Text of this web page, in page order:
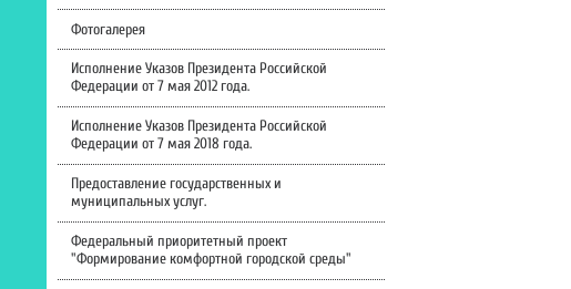
Фотогалерея
Исполнение Указов Президента Российской
Федерации от 7 мая 2012 года.
Исполнение Указов Президента Российской
Федерации от 7 мая 2018 года.
Предоставление государственных и
муниципальных услуг.
Федеральный приоритетный проект
"Формирование комфортной городской среды"